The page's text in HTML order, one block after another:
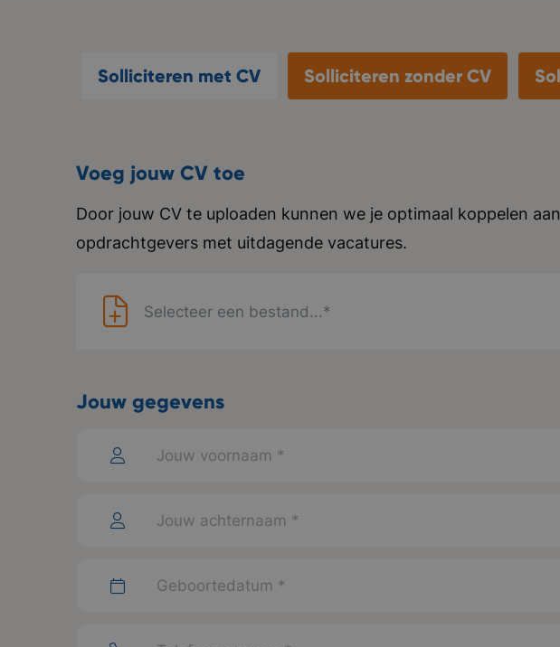
Solliciteren met CV Solliciteren zonder CV
Voeg jouw CV toe
Door jouw CV te uploaden kunnen we je optimaal koppelen
opdrachtgevers met uitdagende vacatures.
Selecteer een bestand...*
Jouw gegevens